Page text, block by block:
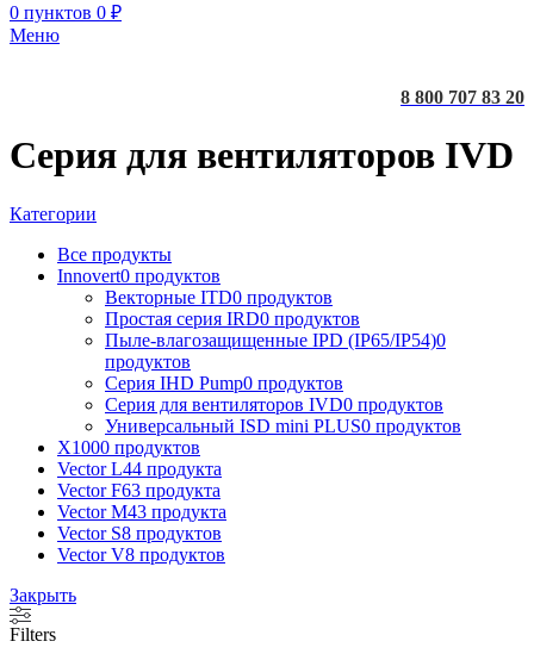
0 пунктов 0 ₽
Меню
8 800 707 83 20
Серия для вентиляторов IVD
Категории
Все продукты
Innovert0 продуктов
Векторные ITD0 продуктов
Простая серия IRD0 продуктов
Пыле-влагозащищенные IPD (IP65/IP54)0
продуктов
Серия IHD Pump0 продуктов
Серия для вентиляторов IVD0 продуктов
Универсальный ISD mini PLUS0 продуктов
X1000 продуктов
Vector L44 продукта
Vector F63 продукта
Vector M43 продукта
Vector S8 продуктов
Vector V8 продуктов
Закрыть
Filters